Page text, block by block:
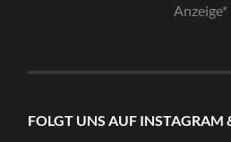
Anzeige*
FOLGT UNS AUF INSTAGRAM